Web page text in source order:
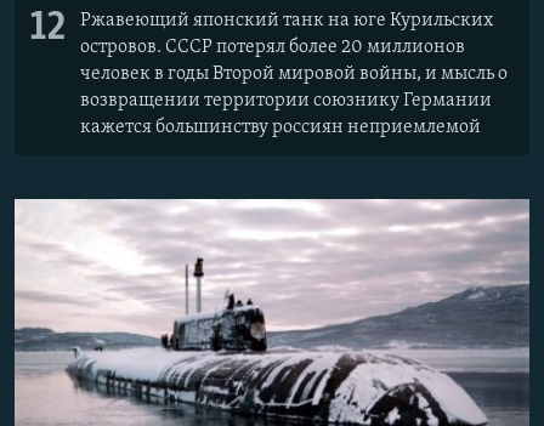
12
Ржавеющий японский танк на юге Курильских
островов. СССР потерял более 20 миллионов
человек в годы Второй мировой войны, и мысль о
возвращении территории союзнику Германии
кажется большинству россиян неприемлемой